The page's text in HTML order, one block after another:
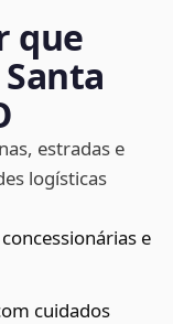
que
estradas e
logísticas
e
cuidados